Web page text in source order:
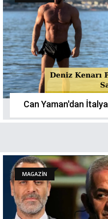
Can Yaman'dan
MAGAZİN